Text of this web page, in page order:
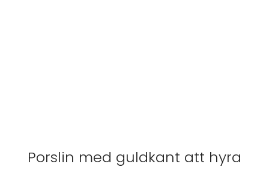
Porslin med guldkant att hyra